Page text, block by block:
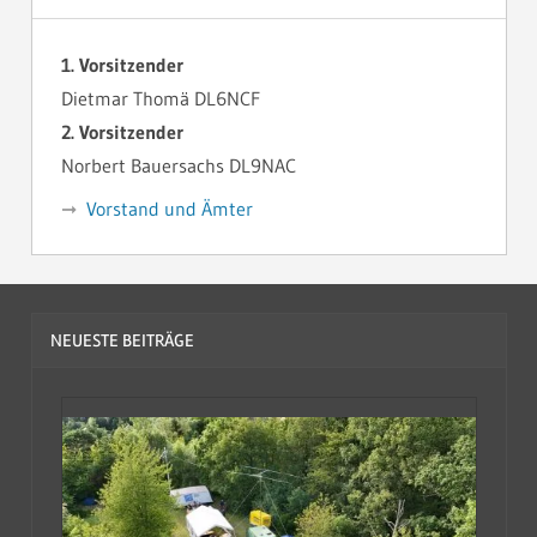
1. Vorsitzender
Dietmar Thomä DL6NCF
2. Vorsitzender
Norbert Bauersachs DL9NAC
Vorstand und Ämter
NEUESTE BEITRÄGE